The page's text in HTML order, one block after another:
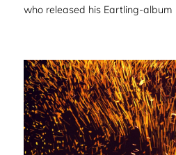
who released his Eartling-album